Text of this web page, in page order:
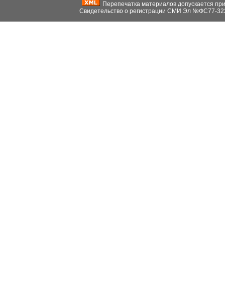
Перепечатка материалов допускается
Свидетельство о регистрации СМИ Эл №ФС77-